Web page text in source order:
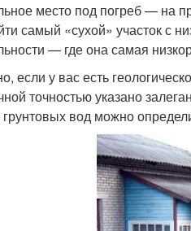
место под погреб — на
самый «сухой» участок с
— где она самая
если у вас есть
точностью указано
вод можно